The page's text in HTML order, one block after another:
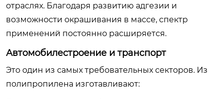
отраслях. Благодаря развитию адгезии и
возможности окрашивания в массе, спектр
применений постоянно расширяется.
Автомобилестроение и транспорт
Это один из самых требовательных секторов. Из
полипропилена изготавливают: